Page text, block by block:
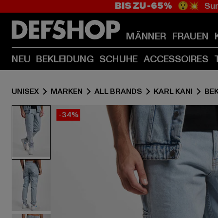
BIS ZU -65% 😲💥
MÄNNER FRAUEN
NEU BEKLEIDUNG SCHUHE ACCESSOIRES
UNISEX MARKEN ALL BRANDS KARL KANI
-34%